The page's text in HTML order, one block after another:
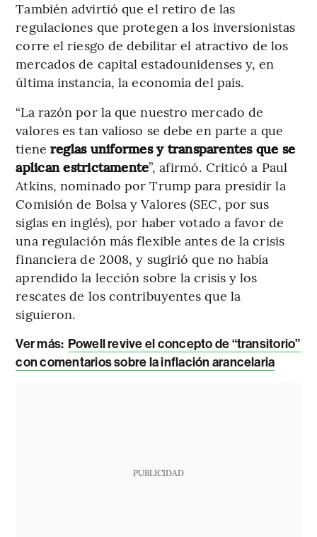
También advirtió que el retiro de las
regulaciones que protegen a los inversionistas
corre el riesgo de debilitar el atractivo de los
mercados de capital estadounidenses y, en
última instancia, la economía del país.
“La razón por la que nuestro mercado de
valores es tan valioso se debe en parte a que
tiene reglas uniformes y transparentes que se
aplican estrictamente”, afirmó. Criticó a Paul
Atkins, nominado por Trump para presidir la
Comisión de Bolsa y Valores (SEC, por sus
siglas en inglés), por haber votado a favor de
una regulación más flexible antes de la crisis
financiera de 2008, y sugirió que no había
aprendido la lección sobre la crisis y los
rescates de los contribuyentes que la
siguieron.
Ver más: Powell revive el concepto de “transitorio”
con comentarios sobre la inflación arancelaria
PUBLICIDAD